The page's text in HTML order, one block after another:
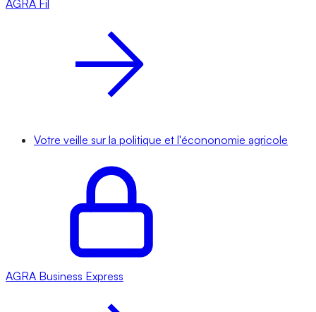
AGRA Fil
Votre veille sur la politique et l'écononomie agricole
AGRA Business Express